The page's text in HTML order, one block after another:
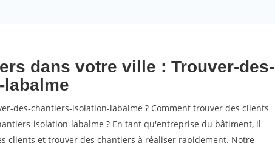
dans votre ville : Trouver-des-
des-chantiers-isolation-labalme ? Comment trouver des clients
isolation-labalme ? En tant qu'entreprise du bâtiment, il
clients et trouver des chantiers à réaliser rapidement. Notre